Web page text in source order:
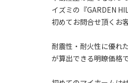
イズミの『GARDEN
初めてお問合せ頂くお
耐震性・耐火性に優れ
が算出できる明瞭価格